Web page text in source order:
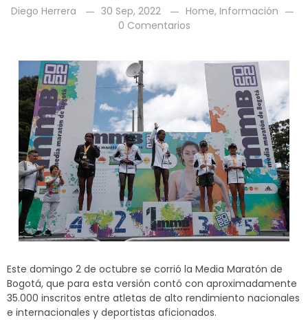
Diego Herrera 30 Sep, 2022 Home, Información
0 Comentarios
Este domingo 2 de octubre se corrió la Media Maratón de
Bogotá, que para esta versión contó con aproximadamente
35.000 inscritos entre atletas de alto rendimiento nacionales
e internacionales y deportistas aficionados.